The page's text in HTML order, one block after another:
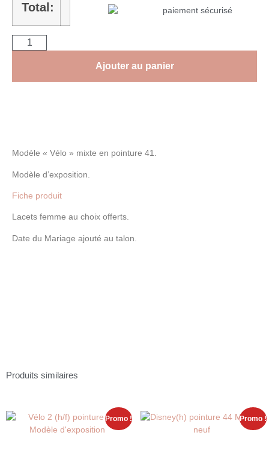
Total:
Ajouter au panier
Modèle « Vélo » mixte en pointure 41.
Modèle d’exposition.
Fiche produit
Lacets femme au choix offerts.
Date du Mariage ajouté au talon.
Produits similaires
Promo ! Promo !